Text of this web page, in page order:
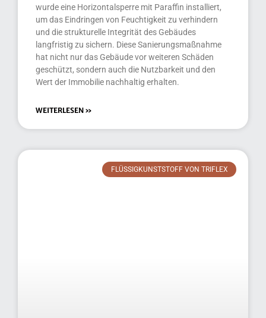
wurde eine Horizontalsperre mit Paraffin installiert,
um das Eindringen von Feuchtigkeit zu verhindern
und die strukturelle Integrität des Gebäudes
langfristig zu sichern. Diese Sanierungsmaßnahme
hat nicht nur das Gebäude vor weiteren Schäden
geschützt, sondern auch die Nutzbarkeit und den
Wert der Immobilie nachhaltig erhalten.
WEITERLESEN »
FLÜSSIGKUNSTSTOFF VON TRIFLEX